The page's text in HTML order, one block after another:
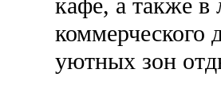
кафе, а также
коммерческого
уютных зон